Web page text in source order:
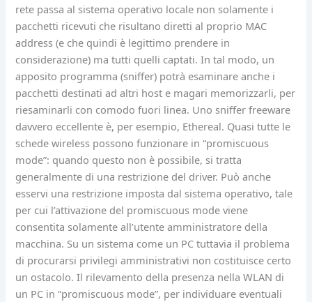
rete passa al sistema operativo locale non solamente i
pacchetti ricevuti che risultano diretti al proprio MAC
address (e che quindi è legittimo prendere in
considerazione) ma tutti quelli captati. In tal modo, un
apposito programma (sniffer) potrà esaminare anche i
pacchetti destinati ad altri host e magari memorizzarli, per
riesaminarli con comodo fuori linea. Uno sniffer freeware
davvero eccellente è, per esempio, Ethereal. Quasi tutte le
schede wireless possono funzionare in “promiscuous
mode”: quando questo non è possibile, si tratta
generalmente di una restrizione del driver. Può anche
esservi una restrizione imposta dal sistema operativo, tale
per cui l’attivazione del promiscuous mode viene
consentita solamente all’utente amministratore della
macchina. Su un sistema come un PC tuttavia il problema
di procurarsi privilegi amministrativi non costituisce certo
un ostacolo. Il rilevamento della presenza nella WLAN di
un PC in “promiscuous mode”, per individuare eventuali